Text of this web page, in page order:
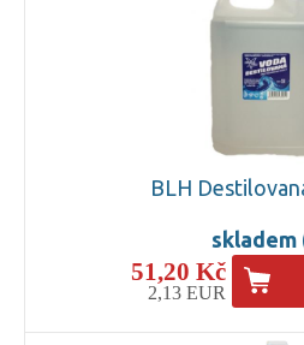
BLH
skladem
51,20 Kč
2,13 EUR